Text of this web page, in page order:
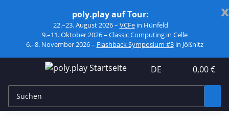
x
poly.play auf Tour:
22.–23. August 2026 – VCFein Hünfeld
9.–11. Oktober 2026 – Classic Computingin Celle
6.–8. November 2026 – Flashback Symposium #3in Jößnitz
DE 0,00 €